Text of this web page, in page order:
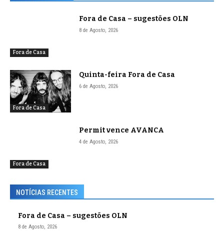
Fora de Casa
Fora de Casa – sugestões OLN
8 de Agosto, 2026
Fora de Casa
Quinta-feira Fora de Casa
6 de Agosto, 2026
Fora de Casa
Permit vence AVANCA
4 de Agosto, 2026
NOTÍCIAS RECENTES
Fora de Casa – sugestões OLN
8 de Agosto, 2026